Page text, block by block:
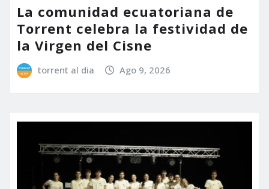
La comunidad ecuatoriana de
Torrent celebra la festividad de
la Virgen del Cisne
torrent al dia Ago 9, 2026